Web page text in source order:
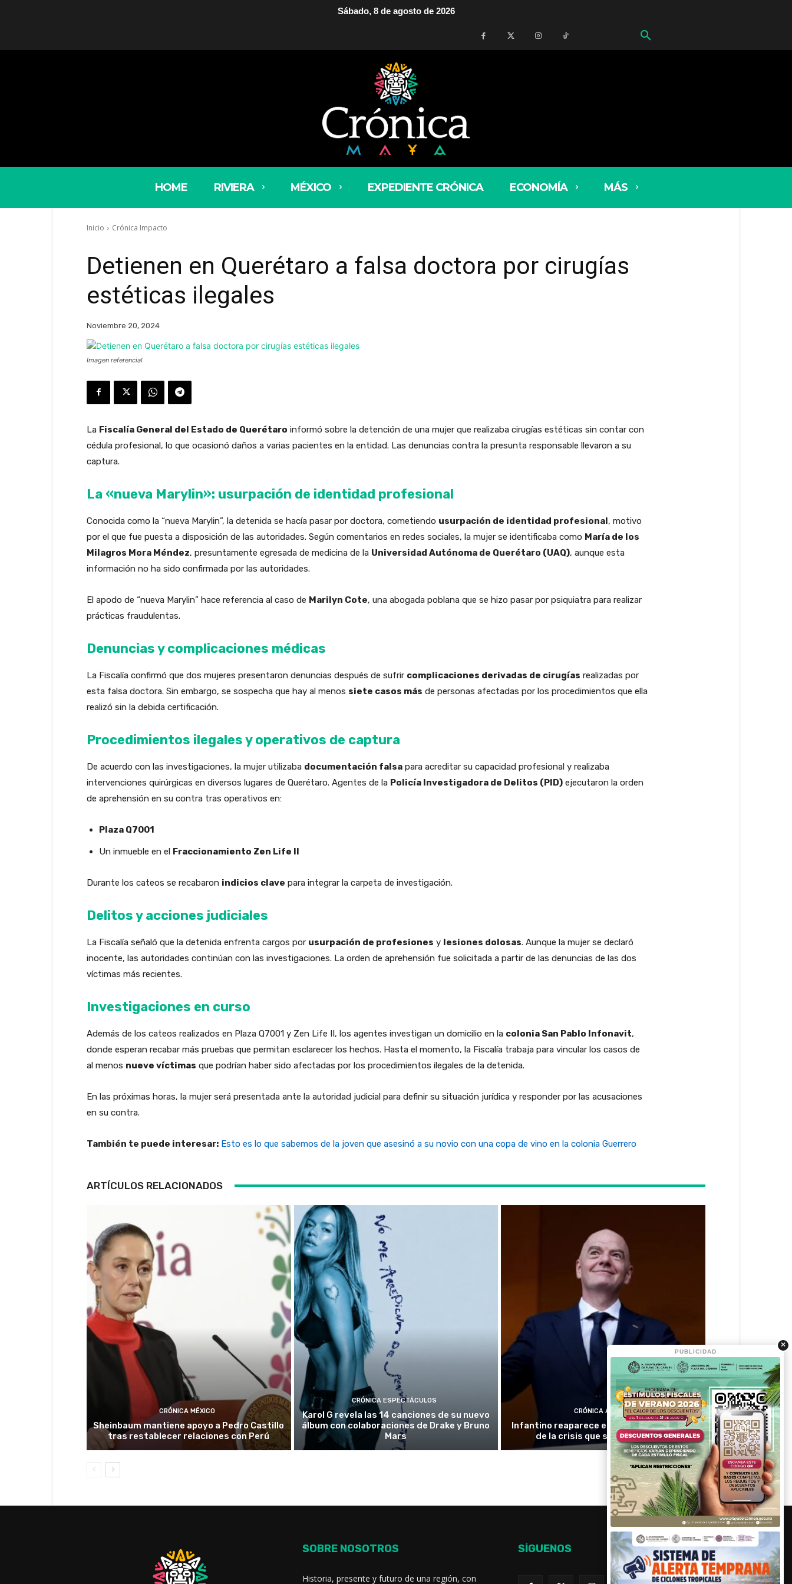
Sábado, 8 de agosto de 2026
HOME RIVIERA MÉXICO EXPEDIENTE CRÓNICA ECONOMÍA MÁS
Inicio Crónica Impacto
Detienen en Querétaro a falsa doctora por cirugías
estéticas ilegales
Noviembre 20, 2024
Imagen referencial
La Fiscalía General del Estado de Querétaro informó sobre la detención de una mujer que realizaba cirugías estéticas sin contar con
cédula profesional, lo que ocasionó daños a varias pacientes en la entidad. Las denuncias contra la presunta responsable llevaron a su
captura.
La «nueva Marylin»: usurpación de identidad profesional
Conocida como la “nueva Marylin”, la detenida se hacía pasar por doctora, cometiendo usurpación de identidad profesional, motivo
por el que fue puesta a disposición de las autoridades. Según comentarios en redes sociales, la mujer se identificaba como María de los
Milagros Mora Méndez, presuntamente egresada de medicina de la Universidad Autónoma de Querétaro (UAQ), aunque esta
información no ha sido confirmada por las autoridades.
El apodo de “nueva Marylin” hace referencia al caso de Marilyn Cote, una abogada poblana que se hizo pasar por psiquiatra para realizar
prácticas fraudulentas.
Denuncias y complicaciones médicas
La Fiscalía confirmó que dos mujeres presentaron denuncias después de sufrir complicaciones derivadas de cirugías realizadas por
esta falsa doctora. Sin embargo, se sospecha que hay al menos siete casos más de personas afectadas por los procedimientos que ella
realizó sin la debida certificación.
Procedimientos ilegales y operativos de captura
De acuerdo con las investigaciones, la mujer utilizaba documentación falsa para acreditar su capacidad profesional y realizaba
intervenciones quirúrgicas en diversos lugares de Querétaro. Agentes de la Policía Investigadora de Delitos (PID) ejecutaron la orden
de aprehensión en su contra tras operativos en:
Plaza Q7001
Un inmueble en el Fraccionamiento Zen Life II
Durante los cateos se recabaron indicios clave para integrar la carpeta de investigación.
Delitos y acciones judiciales
La Fiscalía señaló que la detenida enfrenta cargos por usurpación de profesiones y lesiones dolosas. Aunque la mujer se declaró
inocente, las autoridades continúan con las investigaciones. La orden de aprehensión fue solicitada a partir de las denuncias de las dos
víctimas más recientes.
Investigaciones en curso
Además de los cateos realizados en Plaza Q7001 y Zen Life II, los agentes investigan un domicilio en la colonia San Pablo Infonavit,
donde esperan recabar más pruebas que permitan esclarecer los hechos. Hasta el momento, la Fiscalía trabaja para vincular los casos de
al menos nueve víctimas que podrían haber sido afectadas por los procedimientos ilegales de la detenida.
En las próximas horas, la mujer será presentada ante la autoridad judicial para definir su situación jurídica y responder por las acusaciones
en su contra.
También te puede interesar: Esto es lo que sabemos de la joven que asesinó a su novio con una copa de vino en la colonia Guerrero
ARTÍCULOS RELACIONADOS
CRÓNICA MÉXICO
Sheinbaum mantiene apoyo a Pedro Castillo
tras restablecer relaciones con Perú
CRÓNICA ESPECTÁCULOS
Karol G revela las 14 canciones de su nuevo
álbum con colaboraciones de Drake y Bruno
Mars
CRÓNICA ACTIVA
Infantino reaparece en Colombia en medio
de la crisis que sacude a la FIFA
SOBRE NOSOTROS
Historia, presente y futuro de una región, con
SÍGUENOS
×
PUBLICIDAD